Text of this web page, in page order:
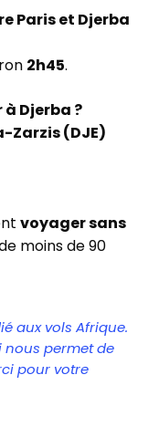
Paris et Djerba
2h45.
Djerba ?
Zarzis (DJE)
voyager sans
moins de 90
aux vols Afrique.
nous permet de
pour votre